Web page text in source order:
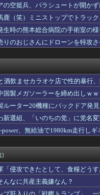
してて草」と某事件の衝撃的な
のよ」俺「ありがとうございま
題視される
、岐路に 財源5兆円見通し立た
くのは、頑張る人を邪魔したい
をやらない夏なんて何年ぶりだ
が同じ日になってしまった→トメ
の空挺兵、パラシュートが開かず
鹿（笑）ミニストップでトラッ
生時の熊本総合病院の手術室の
りのおじさんにドローンを特攻さ
酒飲ませカラオケ店で性的暴
国製メガソーラーを締め出しｗｗ
ルーター20機種にバックドア発
新選組、「いのちの党」に党名
power、無給油で1980km走行し
]
「侵攻できたとして、食糧どう
んなに共産主義嫌なん？